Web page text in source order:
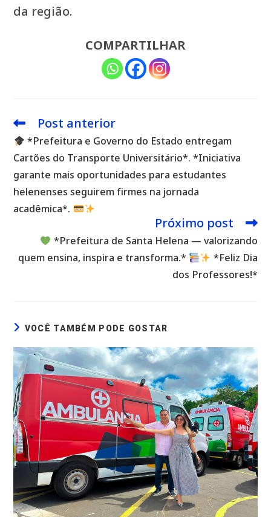
da região.
COMPARTILHAR
Leia
mais
artigos
Post anterior
*Prefeitura e Governo do Estado entregam
Cartões do Transporte Universitário*. *Iniciativa
garante mais oportunidades para estudantes
helenenses seguirem firmes na jornada
acadêmica*.
Próximo post
*Prefeitura de Santa Helena — valorizando
quem ensina, inspira e transforma.*
*Feliz Dia
dos Professores!*
VOCÊ TAMBÉM PODE GOSTAR